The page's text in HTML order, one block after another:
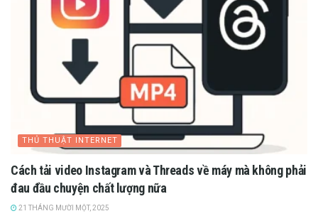
THỦ THUẬT INTERNET
Cách tải video Instagram và Threads về máy mà không phải
đau đầu chuyện chất lượng nữa
21 THÁNG MƯỜI MỘT, 2025